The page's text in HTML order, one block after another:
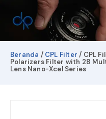
konten
Beranda / CPL Filter / CPL
Polarizers Filter with 28
Lens Nano-Xcel Series